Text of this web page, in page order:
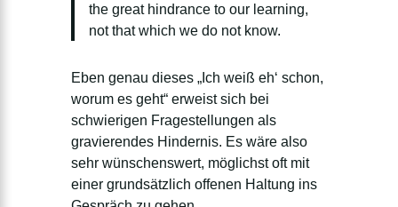
the great hindrance to our learning,
not that which we do not know.
Eben genau dieses „Ich weiß eh‘ schon,
worum es geht“ erweist sich bei
schwierigen Fragestellungen als
gravierendes Hindernis. Es wäre also
sehr wünschenswert, möglichst oft mit
einer grundsätzlich offenen Haltung ins